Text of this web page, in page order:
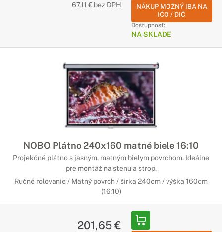
67,11 € bez DPH
NÁKUP MOŽNÝ IBA NA
IČO / DIČ
Dostupnosť:
NA SKLADE
NOBO Plátno 240x160 matné biele 16:10
Projekčné plátno s jasným, matným bielym povrchom. Ideálne
pre montáž na stenu a strop.
Ručné rolovanie / Matný povrch / širka 240cm / výška 160cm
(16:10)
201,65 €